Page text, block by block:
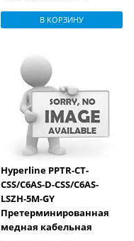
6A, экранированная,
LSZH, 9 м, цвет серый
В КОРЗИНУ
Hyperline PPTR-CT-
CSS/C6AS-D-CSS/C6AS-
LSZH-5M-GY
Претерминированная
медная кабельная